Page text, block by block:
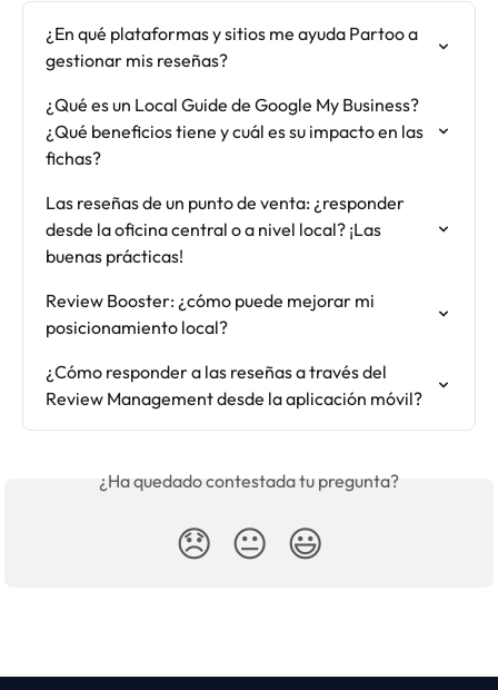
¿En qué plataformas y sitios me ayuda Partoo a
gestionar mis reseñas?
¿Qué es un Local Guide de Google My Business?
¿Qué beneficios tiene y cuál es su impacto en las
fichas?
Las reseñas de un punto de venta: ¿responder
desde la oficina central o a nivel local? ¡Las
buenas prácticas!
Review Booster: ¿cómo puede mejorar mi
posicionamiento local?
¿Cómo responder a las reseñas a través del
Review Management desde la aplicación móvil?
¿Ha quedado contestada tu pregunta?
😞 😐 😃